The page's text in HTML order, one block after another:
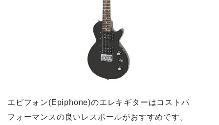
エピフォン(Epiphone)のエレキギターはコストパ
フォーマンスの良いレスポールがおすすめです。